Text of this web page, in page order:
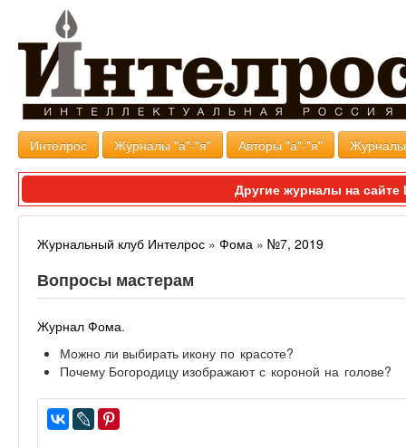
Интелрос Журналы "а"-"я" Авторы "а"-"я"
Другие журналы на
Журнальный клуб Интелрос » Фома » №7, 2019
Вопросы мастерам
Журнал Фома.
Можно ли выбирать икону по красоте?
Почему Богородицу изображают с короной на голове?